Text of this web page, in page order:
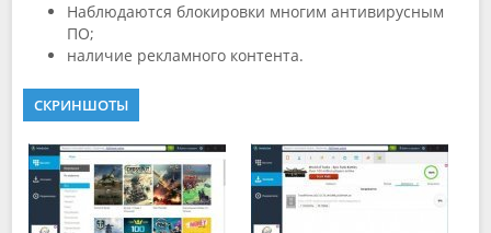
Наблюдаются блокировки многим антивирусным
ПО;
наличие рекламного контента.
СКРИНШОТЫ